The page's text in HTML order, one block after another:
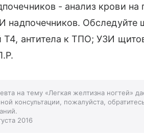
- анализ крови
надпочечников.
Т4, антитела к ТПО; УЗИ
на тему «Легкая желтизна ногтей»
консультации, пожалуйста,
2016